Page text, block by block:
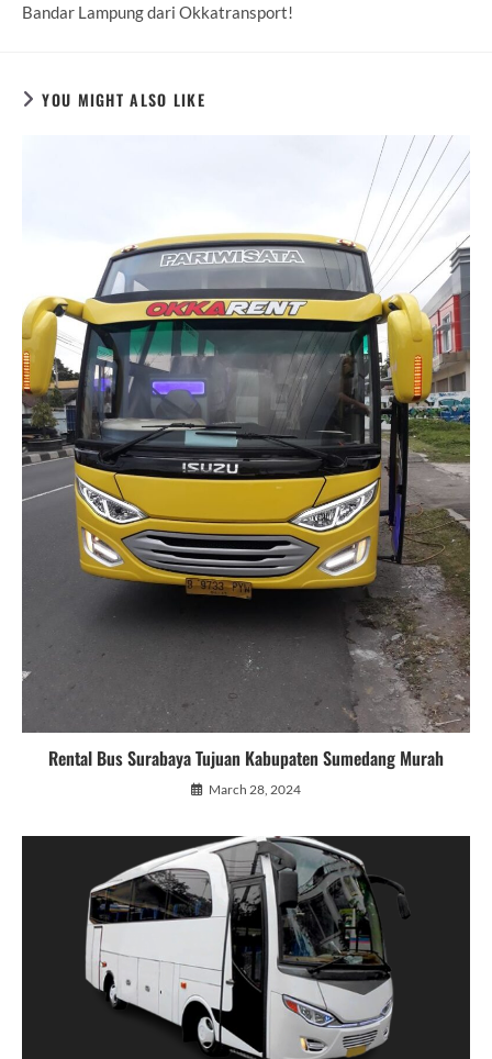
Bandar Lampung dari Okkatransport!
YOU MIGHT ALSO LIKE
Rental Bus Surabaya Tujuan Kabupaten Sumedang Murah
March 28, 2024